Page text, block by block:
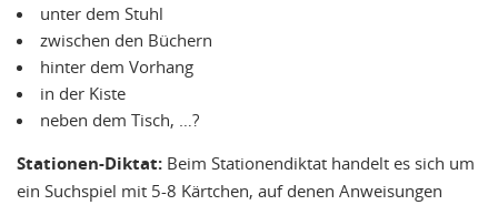
unter dem Stuhl
zwischen den Büchern
hinter dem Vorhang
in der Kiste
neben dem Tisch, …?
Stationen-Diktat: Beim Stationendiktat handelt es sich um
ein Suchspiel mit 5-8 Kärtchen, auf denen Anweisungen